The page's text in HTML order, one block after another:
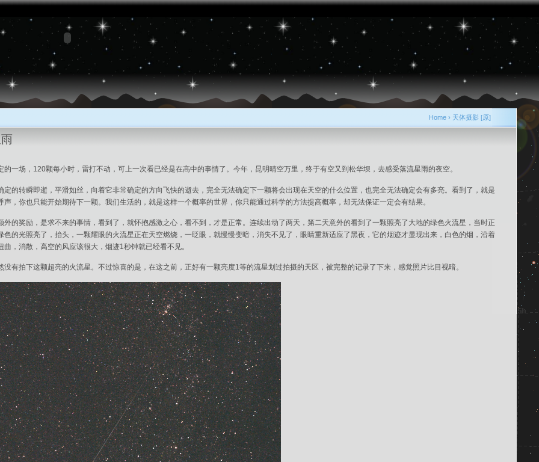
Home › 天体摄影 [原]
的一场，120颗每小时，雷打不动，可上一次看已经是在高中的事情了。今年，昆明晴空万里，终于有空又到松华坝，去感受落流星雨的夜空。
定的转瞬即逝，平滑如丝，向着它非常确定的方向飞快的逝去，完全无法确定下一颗将会出现在天空的什么位置，也完全无法确定会有多亮。看到了，就是
，你也只能开始期待下一颗。我们生活的，就是这样一个概率的世界，你只能通过科学的方法提高概率，却无法保证一定会有结果。
外的奖励，是求不来的事情，看到了，就怀抱感激之心，看不到，才是正常。连续出动了两天，第二天意外的看到了一颗照亮了大地的绿色火流星，当时正
色的光照亮了，抬头，一颗耀眼的火流星正在天空燃烧，一眨眼，就慢慢变暗，消失不见了，眼睛重新适应了黑夜，它的烟迹才显现出来，白色的烟，沿着
，消散，高空的风应该很大，烟迹1秒钟就已经看不见。
没有拍下这颗超亮的火流星。不过惊喜的是，在这之前，正好有一颗亮度1等的流星划过拍摄的天区，被完整的记录了下来，感觉照片比目视暗。